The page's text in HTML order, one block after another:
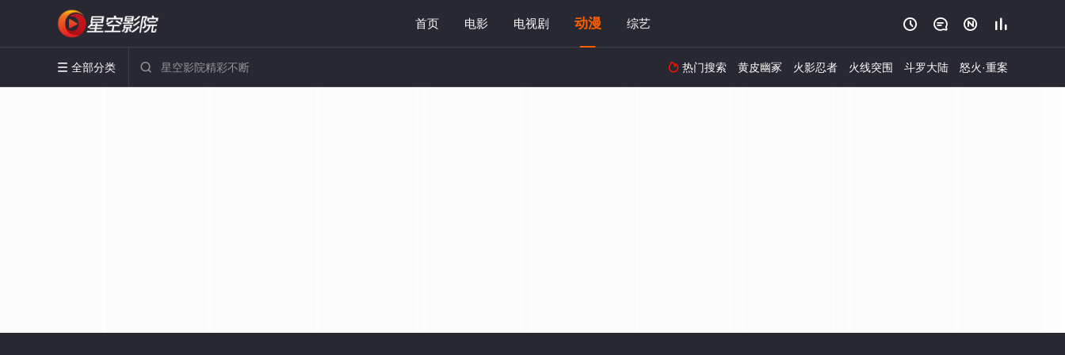
首页 电影 电视剧 动漫 综艺    
 全部分类   热门搜索 黄皮幽冢 火影忍者 火线突围 斗罗大陆 怒火·重案